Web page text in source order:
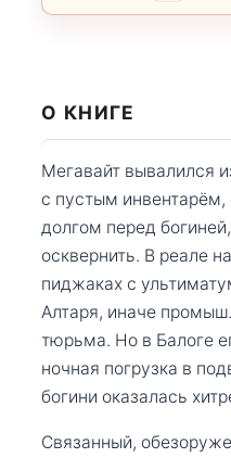
О КНИГЕ
Мегавайт вывалился
с пустым
долгом перед
осквернить. В реале
пиджаках с
Алтаря, иначе
тюрьма. Но в Балоге
ночная погрузка в
богини оказалась
Связанный,